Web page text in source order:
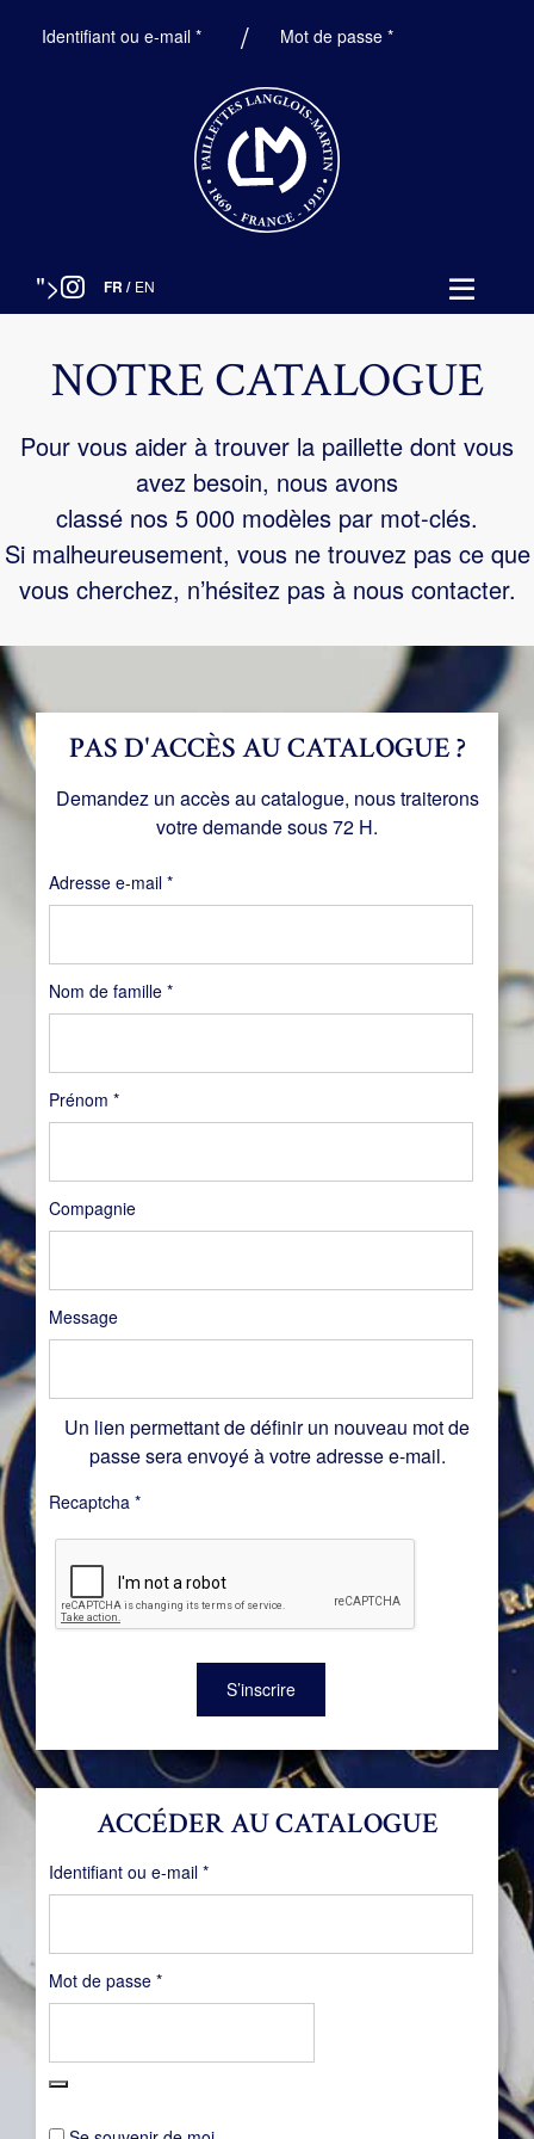
Identifiant ou e-mail *ObligatoireMot de passe*Obligatoire
"> FR / EN
NOTRE CATALOGUE
Pour vous aider à trouver la paillette dont vous
avez besoin, nous avons
classé nos 5 000 modèles par mot-clés.
Si malheureusement, vous ne trouvez pas ce que
vous cherchez, n’hésitez pas à nous contacter.
ACCÉDER AU CATALOGUE
Identifiant ou e-mail *Obligatoire
Mot de passe *Obligatoire
Nom de famille *
Prénom *
Compagnie
Message
PAS D'ACCÈS AU CATALOGUE ?
Demandez un accès au catalogue, nous traiterons
votre demande sous 72 H.
Adresse e-mail *Obligatoire
Un lien permettant de définir un nouveau mot de
passe sera envoyé à votre adresse e-mail.
Recaptcha *
S’inscrire